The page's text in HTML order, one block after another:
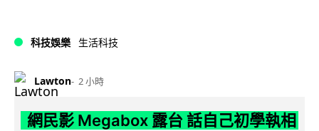
科技娛樂 生活科技
Lawton 2 小時
網民影 Megabox 露台 話自己初學執相